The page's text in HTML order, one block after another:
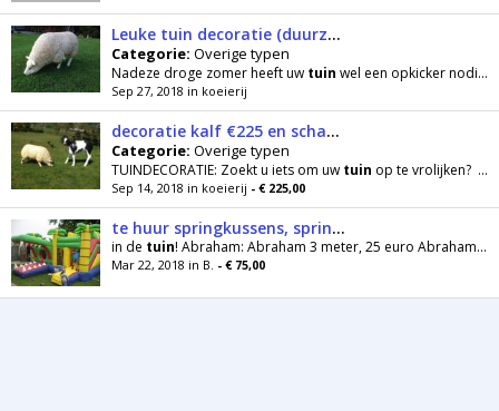
Leuke tuin decoratie (duurzaam polyester), schaap, lam, geit
Categorie: Overige typen
Nadeze droge zomer heeft uw tuin wel een opkicker nodig; Is het een idee om een setje van 1 schaap
Sep 27, 2018 in koeierij
decoratie kalf €225 en schaap €85 polyester lammetjes €25
Categorie: Overige typen
TUINDECORATIE: Zoekt u iets om uw tuin op te vrolijken? Zoek niet verder; een levens echt schaap
Sep 14, 2018 in koeierij - € 225,00
te huur springkussens, springkasteel, luchtkussen
in de tuin! Abraham: Abraham 3 meter, 25 euro Abraham 4,2 meter, 40 euro Abraham 6 meter, 65 euro Abraham
Mar 22, 2018 in B. - € 75,00